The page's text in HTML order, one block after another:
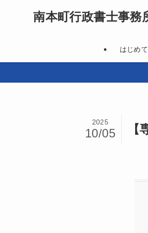
南本町行政書士事務
はじめ
2025
10/05